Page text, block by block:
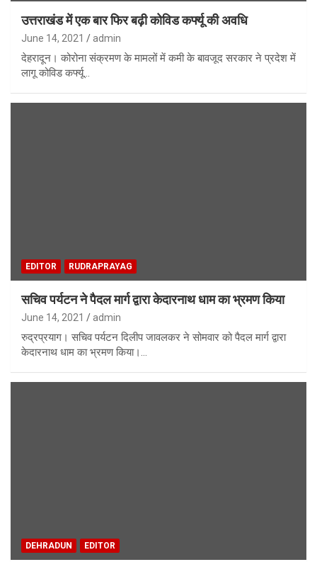
उत्तराखंड में एक बार फिर बढ़ी कोविड कर्फ्यू की अवधि
June 14, 2021 admin
देहरादून। कोरोना संक्रमण के मामलों में कमी के बावजूद सरकार ने प्रदेश में
लागू कोविड कर्फ्यू…
EDITOR RUDRAPRAYAG
सचिव पर्यटन ने पैदल मार्ग द्वारा केदारनाथ धाम का भ्रमण किया
June 14, 2021 admin
रुद्रप्रयाग। सचिव पर्यटन दिलीप जावलकर ने सोमवार को पैदल मार्ग द्वारा
केदारनाथ धाम का भ्रमण किया।…
DEHRADUN EDITOR